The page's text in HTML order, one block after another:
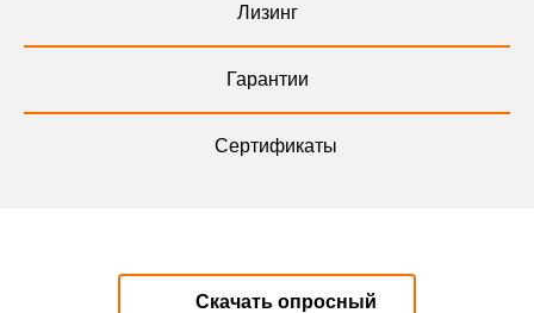
Лизинг
Гарантии
Сертификаты
Скачать опросный